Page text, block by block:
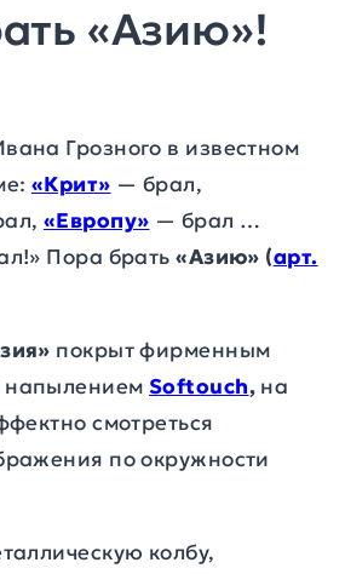
«Азию»!
Грозного в известном
«Крит» — брал,
«Европу» — брал …
Пора брать«Азию» (арт.
покрыт фирменным
Softouch, на
смотреться
по окружности
колбу,